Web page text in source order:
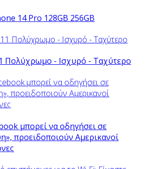
14 Pro 128GB 256GB
Πολύχρωμο - Ισχυρό - Ταχύτερο
μπορεί να οδηγήσει σε
προειδοποιούν Αμερικανοί